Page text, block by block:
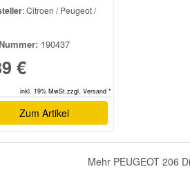
: Citroen / Peugeot /
190437
€
inkl. 19% MwSt.zzgl. Versand *
Zum Artikel
Mehr PEUGEOT 206